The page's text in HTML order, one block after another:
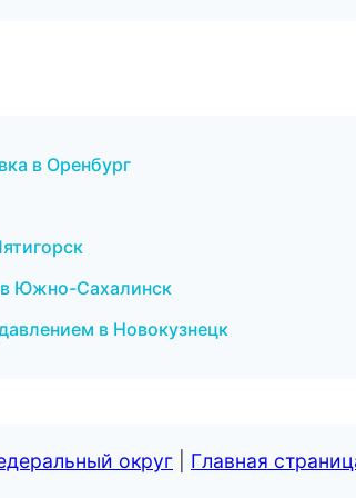
в Оренбург
в Южно-Сахалинск
в Новокузнецк
округ Главная